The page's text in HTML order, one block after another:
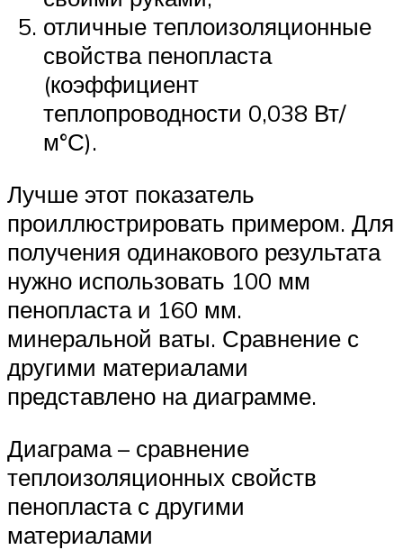
отличные теплоизоляционные
свойства пенопласта
(коэффициент
теплопроводности 0,038 Вт/
м°С).
Лучше этот показатель
проиллюстрировать примером. Для
получения одинакового результата
нужно использовать 100 мм
пенопласта и 160 мм.
минеральной ваты. Сравнение с
другими материалами
представлено на диаграмме.
Диаграма – сравнение
теплоизоляционных свойств
пенопласта с другими
материалами